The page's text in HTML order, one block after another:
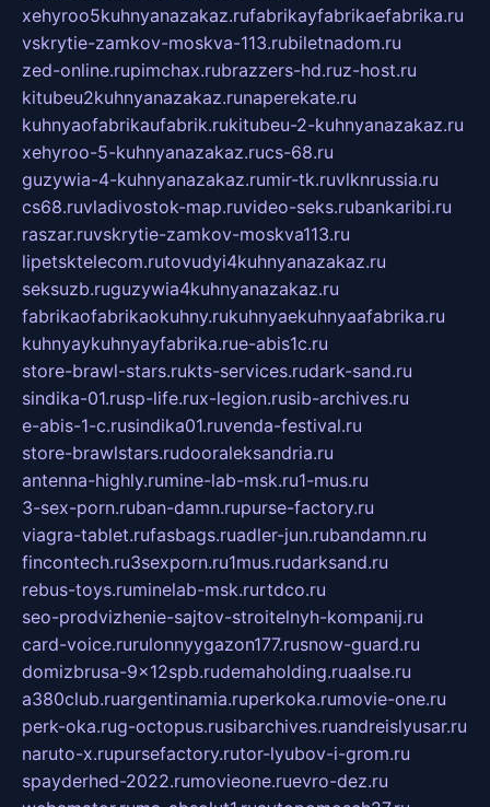
xehyroo5kuhnyanazakaz.rufabrikayfabrikaefabrika.ru
vskrytie-zamkov-moskva-113.rubiletnadom.ru
zed-online.rupimchax.rubrazzers-hd.ruz-host.ru
kitubeu2kuhnyanazakaz.runaperekate.ru
kuhnyaofabrikaufabrik.rukitubeu-2-kuhnyanazakaz.ru
xehyroo-5-kuhnyanazakaz.rucs-68.ru
guzywia-4-kuhnyanazakaz.rumir-tk.ruvlknrussia.ru
cs68.ruvladivostok-map.ruvideo-seks.rubankaribi.ru
raszar.ruvskrytie-zamkov-moskva113.ru
lipetsktelecom.rutovudyi4kuhnyanazakaz.ru
seksuzb.ruguzywia4kuhnyanazakaz.ru
fabrikaofabrikaokuhny.rukuhnyaekuhnyaafabrika.ru
kuhnyaykuhnyayfabrika.rue-abis1c.ru
store-brawl-stars.rukts-services.rudark-sand.ru
sindika-01.rusp-life.rux-legion.rusib-archives.ru
e-abis-1-c.rusindika01.ruvenda-festival.ru
store-brawlstars.rudooraleksandria.ru
antenna-highly.rumine-lab-msk.ru1-mus.ru
3-sex-porn.ruban-damn.rupurse-factory.ru
viagra-tablet.rufasbags.ruadler-jun.rubandamn.ru
fincontech.ru3sexporn.ru1mus.rudarksand.ru
rebus-toys.ruminelab-msk.rurtdco.ru
seo-prodvizhenie-sajtov-stroitelnyh-kompanij.ru
card-voice.rurulonnyygazon177.rusnow-guard.ru
domizbrusa-9x12spb.rudemaholding.ruaalse.ru
a380club.ruargentinamia.ruperkoka.rumovie-one.ru
perk-oka.rug-octopus.rusibarchives.ruandreislyusar.ru
naruto-x.rupursefactory.rutor-lyubov-i-grom.ru
spayderhed-2022.rumovieone.ruevro-dez.ru